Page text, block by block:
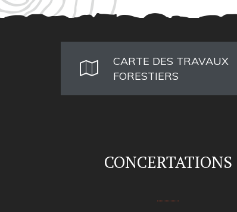
CARTE DES TRAVAUX
FORESTIERS
CONCERTATIONS